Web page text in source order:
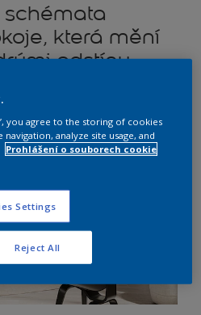
která mění
odstíny
you agree to the storing of cookies
analyze site usage, and
Prohlášení o souborech cookie
Settings
Reject All